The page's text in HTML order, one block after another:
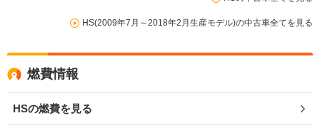
HS(2009年7月～2018年2月生産モデル)の中古車全てを見る
燃費情報
HSの燃費を見る